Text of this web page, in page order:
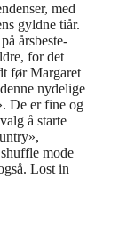
med
gyldne tiår.
årsbeste-
for det
før Margaret
nydelige
De er fine og
å starte
shuffle mode
Lost in